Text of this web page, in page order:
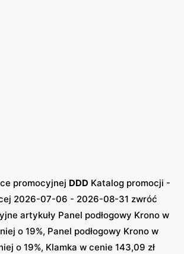
promocyjnej DDD Katalog promocji -
2026-07-06 - 2026-08-31 zwróć
artykuły Panel podłogowy Krono w
o 19%, Panel podłogowy Krono w
o 19%, Klamka w cenie 143,09 zł